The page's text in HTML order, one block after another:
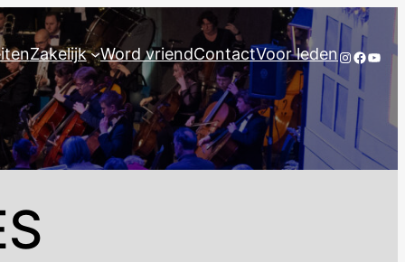
Zakelijk Word vriendContactVoor ledenInstagram